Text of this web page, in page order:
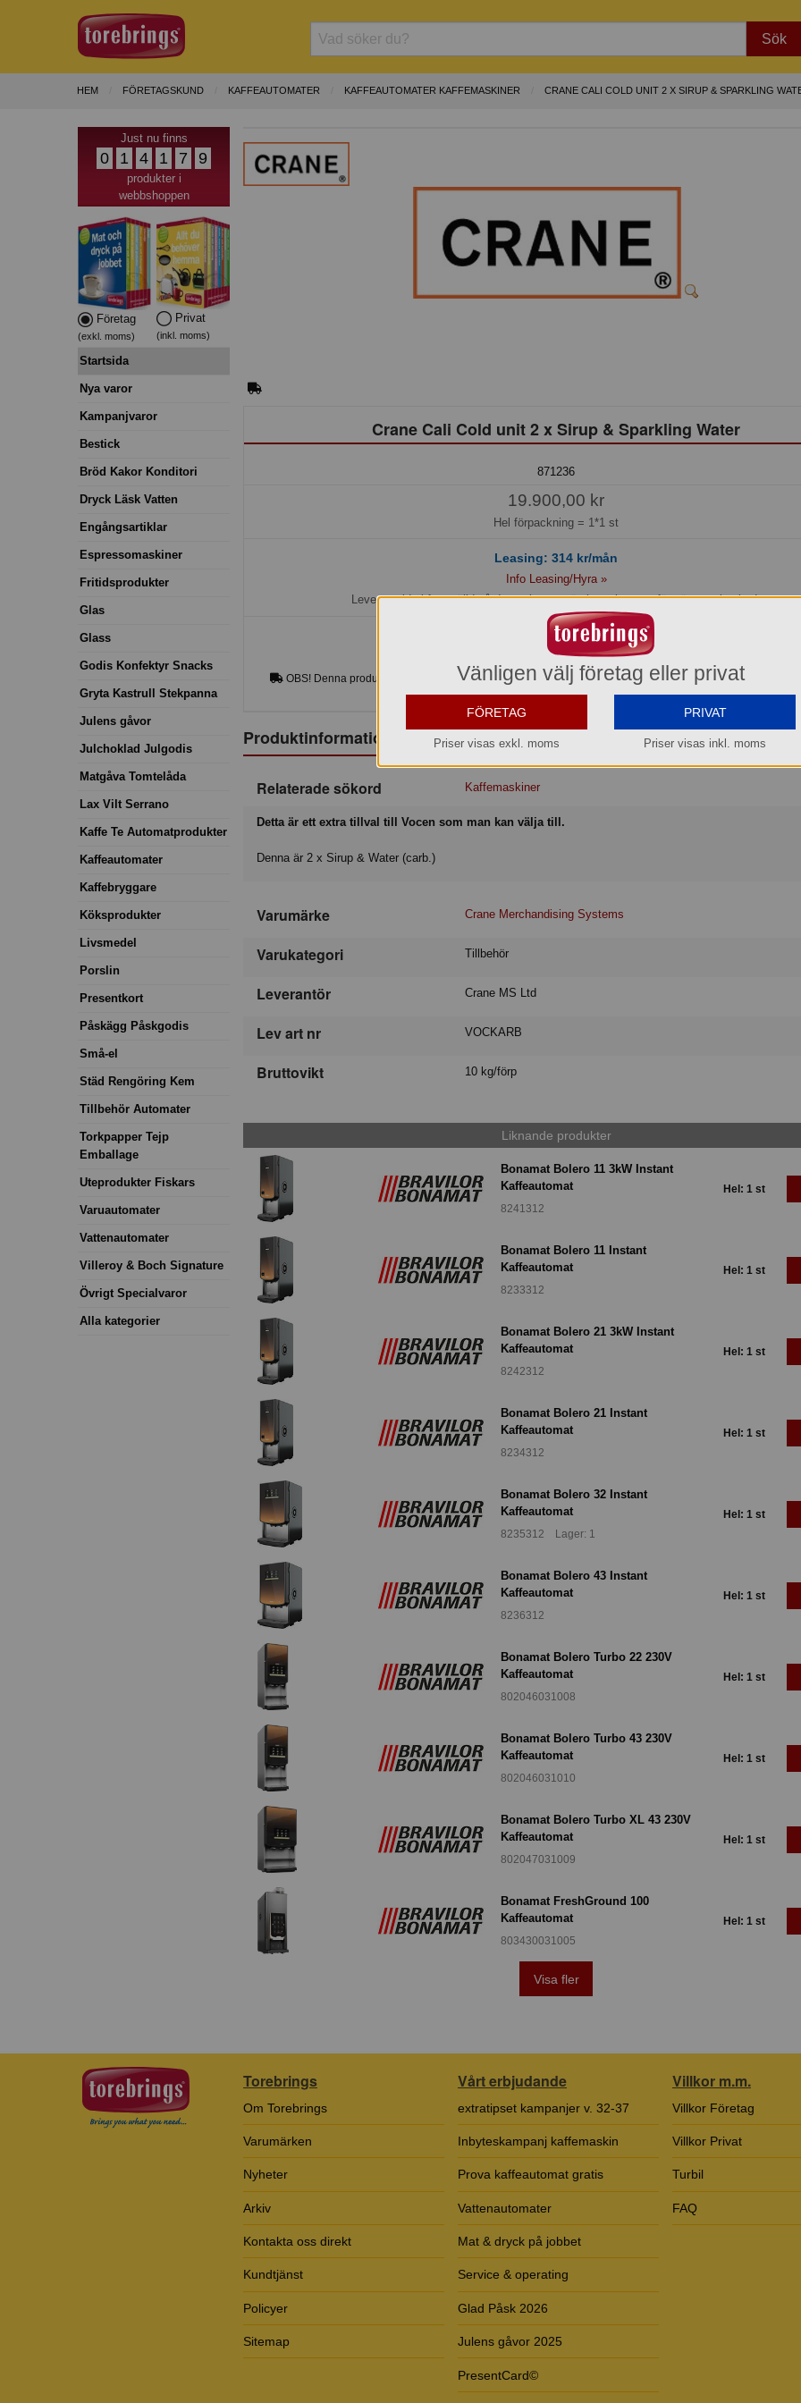
Sök
HEM FÖRETAGSKUND KAFFEAUTOMATER KAFFEAUTOMATER KAFFEMASKINER CRANE CALI COLD UNIT 2 X SIRUP & SPARKLING
Just nu finns
0 1 4 1 7 9
produkter i
webbshoppen
Företag
(exkl. moms)
Privat
(inkl. moms)
Startsida
Nya varor
Kampanjvaror
Bestick
Bröd Kakor Konditori
Dryck Läsk Vatten
Engångsartiklar
Espressomaskiner
Fritidsprodukter
Glas
Glass
Godis Konfektyr Snacks
Gryta Kastrull Stekpanna
Julens gåvor
Julchoklad Julgodis
Matgåva Tomtelåda
Lax Vilt Serrano
Kaffe Te Automatprodukter
Kaffeautomater
Kaffebryggare
Köksprodukter
Livsmedel
Porslin
Presentkort
Påskägg Påskgodis
Små-el
Städ Rengöring Kem
Tillbehör Automater
Torkpapper Tejp
Emballage
Uteprodukter Fiskars
Varuautomater
Vattenautomater
Villeroy & Boch Signature
Övrigt Specialvaror
Alla kategorier
Crane Cali Cold unit 2 x Sirup & Sparkling Water
871236
19.900,00 kr
Hel förpackning = 1*1 st
Leasing: 314 kr/mån
Info Leasing/Hyra »
Leveranstid ej fastställd på denna leverantör, kontakta oss för närmare besked.
Köp »
OBS! Denna produkt levereras endast som Hemleverans med avisering eller kan Hämtas i Aneby p.g.a.
storlek.
Produktinformation
Relaterade sökord Kaffemaskiner
Detta är ett extra tillval till Vocen som man kan välja till.
Denna är 2 x Sirup & Water (carb.)
Varumärke Crane Merchandising Systems
Varukategori Tillbehör
Leverantör Crane MS Ltd
Lev art nr VOCKARB
Bruttovikt 10 kg/förp
Liknande produkter
Bonamat Bolero 11 3kW Instant
Kaffeautomat
8241312
Hel: 1 st
Bonamat Bolero 11 Instant
Kaffeautomat
8233312
Hel: 1 st
Bonamat Bolero 21 3kW Instant
Kaffeautomat
8242312
Hel: 1 st
Bonamat Bolero 21 Instant
Kaffeautomat
8234312
Hel: 1 st
Bonamat Bolero 32 Instant
Kaffeautomat
8235312 Lager: 1
Hel: 1 st
Bonamat Bolero 43 Instant
Kaffeautomat
8236312
Hel: 1 st
Bonamat Bolero Turbo 22 230V
Kaffeautomat
802046031008
Hel: 1 st
Bonamat Bolero Turbo 43 230V
Kaffeautomat
802046031010
Hel: 1 st
Bonamat Bolero Turbo XL 43 230V
Kaffeautomat
802047031009
Hel: 1 st
Bonamat FreshGround 100
Kaffeautomat
803430031005
Hel: 1 st
Visa fler
Torebrings
Om Torebrings
Varumärken
Nyheter
Arkiv
Kontakta oss direkt
Kundtjänst
Policyer
Sitemap
Vårt erbjudande
extratipset kampanjer v. 32-37
Inbyteskampanj kaffemaskin
Prova kaffeautomat gratis
Vattenautomater
Mat & dryck på jobbet
Service & operating
Glad Påsk 2026
Julens gåvor 2025
PresentCard©
Villkor m.m.
Villkor Företag
Villkor Privat
Turbil
FAQ
Vänligen välj företag eller privat
FÖRETAG
Priser visas exkl. moms
PRIVAT
Priser visas inkl. moms